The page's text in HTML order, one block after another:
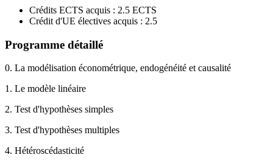
Crédits ECTS acquis : 2.5 ECTS
Crédit d'UE électives acquis : 2.5
Programme détaillé
0. La modélisation économétrique, endogénéité et causalité
1. Le modèle linéaire
2. Test d'hypothèses simples
3. Test d'hypothèses multiples
4. Hétéroscédasticité